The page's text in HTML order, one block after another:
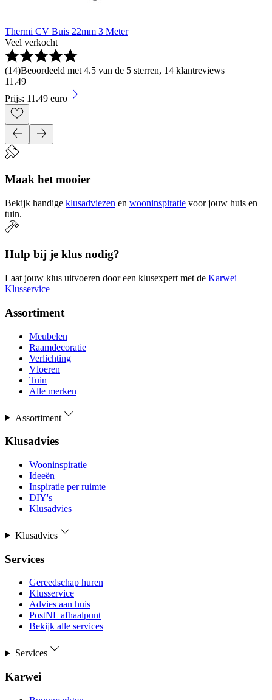
Thermi CV Buis 22mm 3 Meter
Veel verkocht
(14)Beoordeeld met 4.5 van de 5 sterren, 14 klantreviews
11 .49
Prijs: 11.49 euro
Maak het mooier
Bekijk handige klusadviezen en wooninspiratie voor jouw huis en
tuin.
Hulp bij je klus nodig?
Laat jouw klus uitvoeren door een klusexpert met de Karwei
Klusservice
Assortiment
Meubelen
Raamdecoratie
Verlichting
Vloeren
Tuin
Alle merken
Assortiment
Klusadvies
Wooninspiratie
Ideeën
Inspiratie per ruimte
DIY's
Klusadvies
Klusadvies
Services
Gereedschap huren
Klusservice
Advies aan huis
PostNL afhaalpunt
Bekijk alle services
Services
Karwei